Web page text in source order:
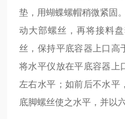
垫，用蝴蝶螺帽稍微紧固
动大部螺丝，再将接料
丝，保持平底容器上口高
将水平仪放在平底容器上
左右水平；如前后不水平
底脚螺丝使之水平，并以